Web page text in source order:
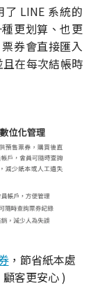
LINE 系統的
更划算、也更
券會直接匯入
在每次結帳時
，節省紙本處
客更安心 )